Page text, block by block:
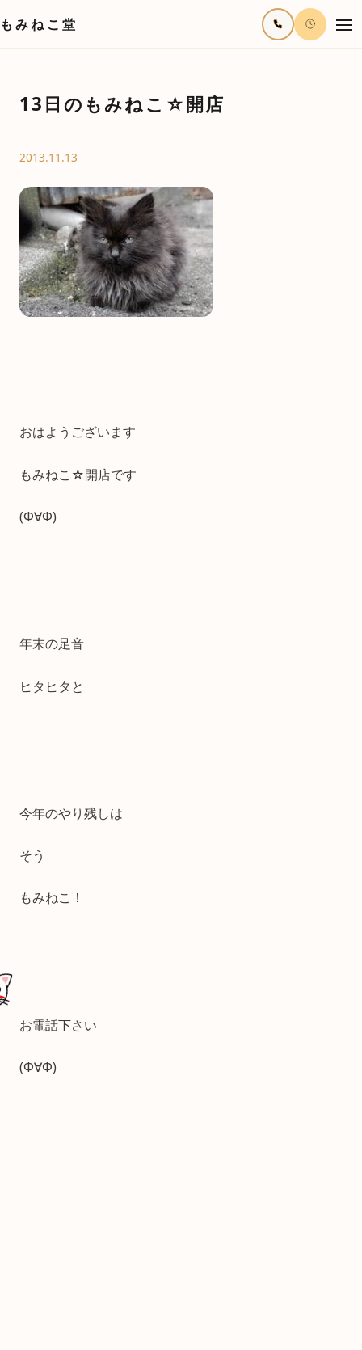
もみねこ堂
13日のもみねこ☆開店
2013.11.13
おはようございます
もみねこ☆開店です
(Φ∀Φ)
年末の足音
ヒタヒタと
今年のやり残しは
そう
もみねこ！
お電話下さい
(Φ∀Φ)